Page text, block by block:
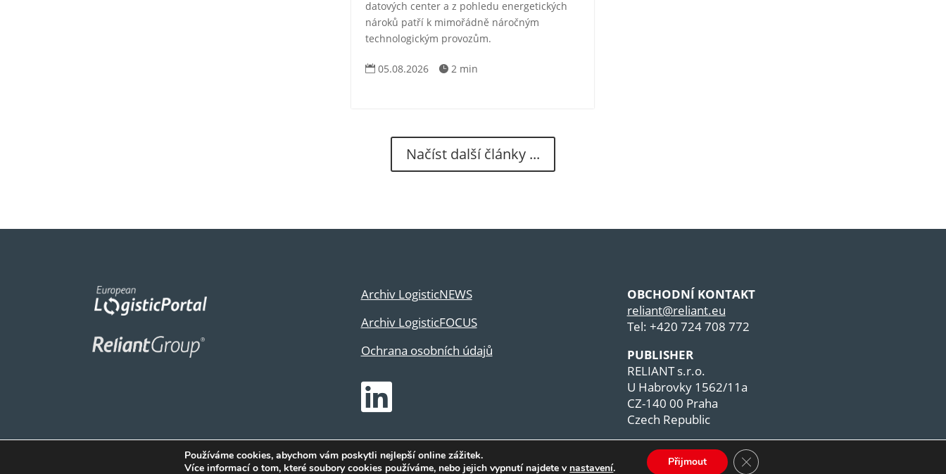
datových center a z pohledu energetických
nároků patří k mimořádně náročným
technologickým provozům.
 05.08.2026  2 min
Načíst další články ...
Archiv LogisticNEWS
Archiv LogisticFOCUS
Ochrana osobních údajů

OBCHODNÍ KONTAKT
reliant@reliant.eu
Tel: +420 724 708 772
PUBLISHER
RELIANT s.r.o.
U Habrovky 1562/11a
CZ-140 00 Praha
Czech Republic
Používáme cookies, abychom vám poskytli nejlepší online zážitek.
Více informací o tom, které soubory cookies používáme, nebo jejich vypnutí najdete v nastavení. Přijmout Zavřít cookie lištu GDPR